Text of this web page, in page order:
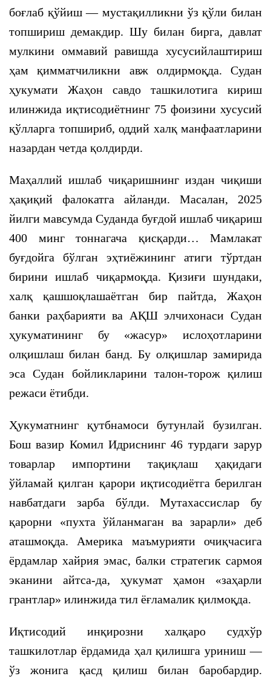
боғлаб қўйиш — мустақилликни ўз қўли билан
топшириш демакдир. Шу билан бирга, давлат
мулкини оммавий равишда хусусийлаштириш
ҳам қимматчиликни авж олдирмоқда. Судан
ҳукумати Жаҳон савдо ташкилотига кириш
илинжида иқтисодиётнинг 75 фоизини хусусий
қўлларга топшириб, оддий халқ манфаатларини
назардан четда қолдирди.
Маҳаллий ишлаб чиқаришнинг издан чиқиши
ҳақиқий фалокатга айланди. Масалан, 2025
йилги мавсумда Суданда буғдой ишлаб чиқариш
400 минг тоннагача қисқарди… Мамлакат
буғдойга бўлган эҳтиёжининг атиги тўртдан
бирини ишлаб чиқармоқда. Қизиғи шундаки,
халқ қашшоқлашаётган бир пайтда, Жаҳон
банки раҳбарияти ва АҚШ элчихонаси Судан
ҳукуматининг бу «жасур» ислоҳотларини
олқишлаш билан банд. Бу олқишлар замирида
эса Судан бойликларини талон-торож қилиш
режаси ётибди.
Ҳукуматнинг қутбнамоси бутунлай бузилган.
Бош вазир Комил Идриснинг 46 турдаги зарур
товарлар импортини тақиқлаш ҳақидаги
ўйламай қилган қарори иқтисодиётга берилган
навбатдаги зарба бўлди. Мутахассислар бу
қарорни «пухта ўйланмаган ва зарарли» деб
аташмоқда. Америка маъмурияти очиқчасига
ёрдамлар хайрия эмас, балки стратегик сармоя
эканини айтса-да, ҳукумат ҳамон «заҳарли
грантлар» илинжида тил ёғламалик қилмоқда.
Иқтисодий инқирозни халқаро судхўр
ташкилотлар ёрдамида ҳал қилишга уриниш —
ўз жонига қасд қилиш билан баробардир.